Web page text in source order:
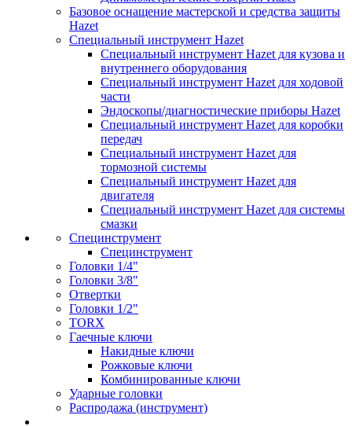
Базовое оснащение мастерской и средства защиты
Hazet
Специальный инструмент Hazet
Специальный инструмент Hazet для кузова и
внутреннего оборудования
Специальный инструмент Hazet для ходовой
части
Эндоскопы/диагностические приборы Hazet
Специальный инструмент Hazet для коробки
передач
Специальный инструмент Hazet для
тормозной системы
Специальный инструмент Hazet для
двигателя
Специальный инструмент Hazet для системы
смазки
Специнструмент
Специнструмент
Головки 1/4"
Головки 3/8"
Отвертки
Головки 1/2"
TORX
Гаечные ключи
Накидные ключи
Рожковые ключи
Комбинированные ключи
Ударные головки
Распродажа (инструмент)